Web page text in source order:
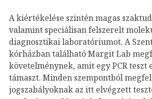
A kiértékelése szintén magas
valamint speciálisan felszerelt
diagnosztikai laboratóriumot. A
kórházban található Margit Lab
követelménynek, amit egy PCR teszt
támaszt. Minden szempontból
jogszabályoknak az itt elvégzett